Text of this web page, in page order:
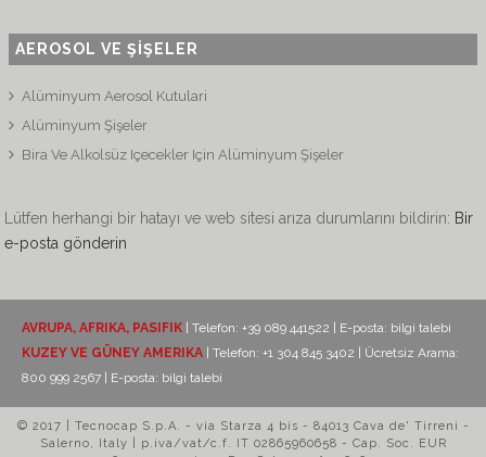
AEROSOL VE ŞİŞELER
Alüminyum Aerosol Kutulari
Alüminyum Şişeler
Bira Ve Alkolsüz Içecekler Için Alüminyum Şişeler
Lütfen herhangi bir hatayı ve web sitesi arıza durumlarını bildirin: Bir
e-posta gönderin
AVRUPA, AFRIKA, PASIFIK | Telefon: +39 089 441522 | E-posta: bilgi talebi
KUZEY VE GÜNEY AMERIKA | Telefon: +1 304 845 3402 | Ücretsiz Arama:
800 999 2567 | E-posta: bilgi talebi
© 2017 | Tecnocap S.p.A. - via Starza 4 bis - 84013 Cava de' Tirreni -
Salerno, Italy | p.iva/vat/c.f. IT 02865960658 - Cap. Soc. EUR